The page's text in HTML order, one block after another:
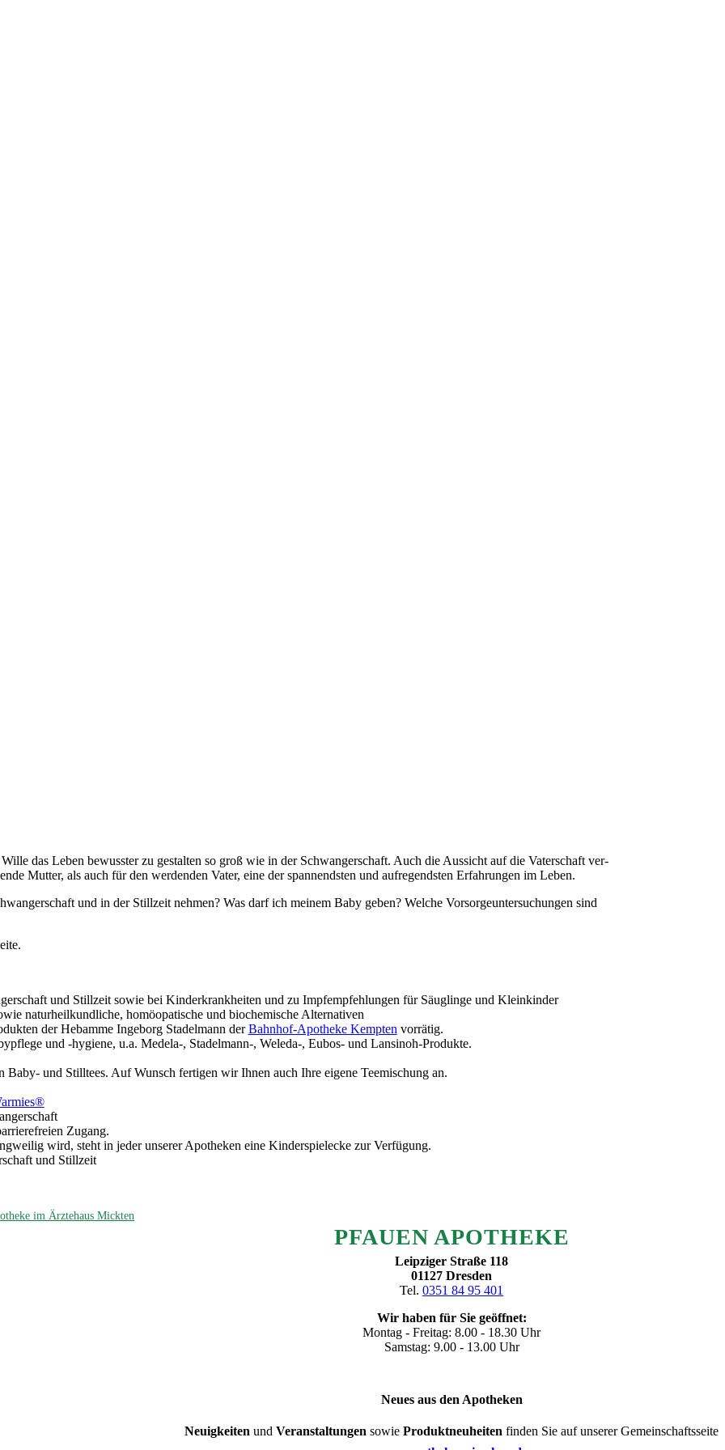
das Leben bewuss­ter zu gestal­ten so groß wie in der Schwan­ger­schaft. Auch die Aus­sicht auf die Vater­schaft ver­
Mut­ter, als auch für den wer­den­den Vater, eine der span­nends­ten und auf­re­gends­ten Erfah­run­gen im Leben.
und in der Still­zeit neh­men? Was darf ich mei­nem Baby geben? Wel­che Vor­sor­ge­un­ter­su­chun­gen sind
und Still­zeit sowie bei Kin­der­krank­hei­ten und zu Impf­emp­feh­lun­gen für Säug­lin­ge und Kleinkinder
natur­heil­kund­li­che, homöo­pa­ti­sche und bio­che­mi­sche Alternativen
der Heb­am­me Inge­borg Sta­del­mann derBahn­hof-Apo­the­ke Kemp­ten vorrätig.
und -hygie­ne, u.a. Mede­la-, Sta­del­mann-, Wele­da-, Eubos- und Lansinoh-Produkte.
Baby- und Still­tees. Auf Wunsch fer­ti­gen wir Ihnen auch Ihre eige­ne Tee­mi­schung an.
Zugang.
wird, steht in jeder unse­rer Apo­the­ken eine Kin­der­spiel­ecke zur Verfügung.
und Stillzeit
PFAU­EN APOTHEKE
Leip­zi­ger Stra­ße 118
01127 Dres­den
Tel. 0351 84 95 401
Wir haben für Sie geöffnet:
Mon­tag - Frei­tag: 8.00 - 18.30 Uhr
Sams­tag: 9.00 - 13.00 Uhr
Neu­es aus den Apotheken
Neu­ig­kei­ten und Ver­an­stal­tun­gen sowie Pro­dukt­neu­hei­ten fin­den Sie auf unse­rer Gemeinschaftsseite
im Ärz­te­haus Mickten